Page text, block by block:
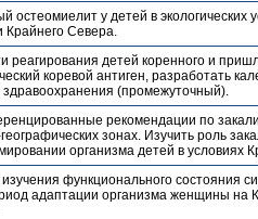
остеомиелит у детей в экологических
Крайнего Севера.
реагирования детей коренного и
коревой антиген, разработать
здравоохранения (промежуточный).
рекомендации по
зонах. Изучить роль
организма детей в условиях
функционального состояния
адаптации организма женщины на